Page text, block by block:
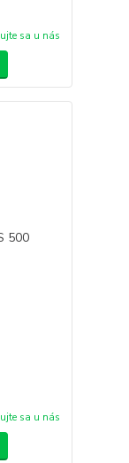
sa u nás
sa u nás